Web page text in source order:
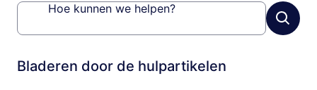
Hoe kunnen we helpen?
Bladeren door de hulpartikelen